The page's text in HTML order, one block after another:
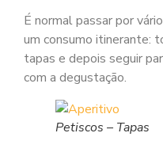
É normal passar por
um consumo itinerante:
tapas e depois seguir
com a degustação.
Petiscos – Tapas